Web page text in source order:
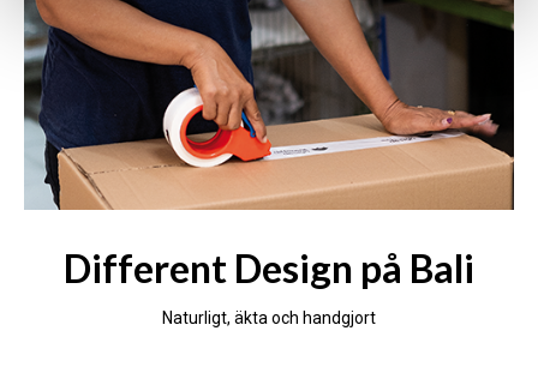
Different Design på Bali
Naturligt, äkta och handgjort